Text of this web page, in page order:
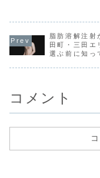
ク東京田町院がお
駅」三田口から徒
歩1分、都営三田
線・浅草線「三田
駅」A3出口から徒
歩30秒で通いやす
'N...
脂肪溶解注射
田町・三田エ
選ぶ前に知っ
コメント